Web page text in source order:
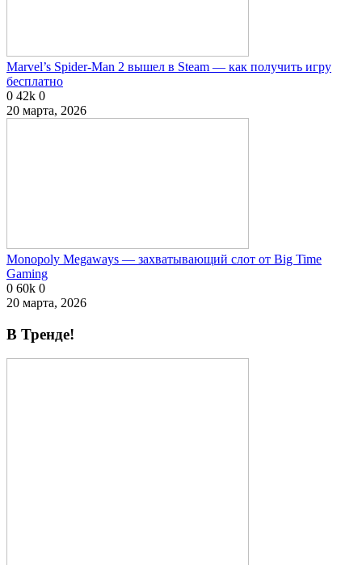
Marvel’s Spider-Man 2 вышел в Steam — как получить игру
бесплатно
0 42k 0
20 марта, 2026
Monopoly Megaways — захватывающий слот от Big Time
Gaming
0 60k 0
20 марта, 2026
В Тренде!